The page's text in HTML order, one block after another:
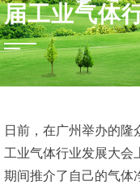
届工业气体
日前，在广州举办的
工业气体行业发展大会
期间推介了自己的气体